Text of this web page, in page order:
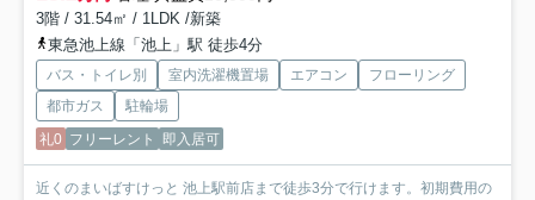
3階 / 31.54㎡ / 1LDK /新築
東急池上線「池上」駅 徒歩4分
バス・トイレ別 室内洗濯機置場 エアコン
フローリング
都市ガス
駐輪場
礼0 フリーレント 即入居可
近くのまいばすけっと 池上駅前店まで徒歩3分で行けます。初期費用の